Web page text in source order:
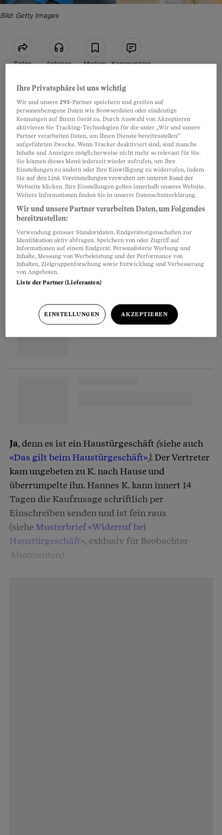
Bild: Getty Images
Teilen Anhören Merken Kommentare
Artikel teilen
Kaufzusage an der Haustüre
«Ein Heidengeld wird Sie die Sanierung der
Fassade kosten, wenn Sie noch länger warten.
Wasserschäden! Erosion!» Das sagte der
Vertreter einer Baufirma, der vor Hannes K.s
Haustür stand. Klingt plausibel, dachte Hannes
K. und unterschrieb den Vertrag über einen
fünfstelligen Betrag. Kurz darauf befielen ihn
Zweifel, und er fragte beim Baugeschäft im
Kosten auf gerade mal einen Drittel. Kommt K.
aus dem schlechten Deal raus?
Ja, denn es ist ein Haustürgeschäft (siehe auch
«Das gilt beim Haustürgeschäft»). Der Vertreter
kam ungebeten zu K. nach Hause und
überrumpelte ihn. Hannes K. kann innert 14
Tagen die Kaufzusage schriftlich per
Einschreiben senden und ist fein raus
(siehe Musterbrief «Widerruf bei
Haustürgeschäft», exklusiv für Beobachter-
Abonnenten).
Ihre Privatsphäre ist uns wichtig
Wir und unsere293-Partner speichern und greifen auf
personenbezogene Daten wie Browserdaten oder eindeutige
Kennungen auf Ihrem Gerät zu. Durch Auswahl von Akzeptieren
aktivieren Sie Tracking-Technologien für die unter „Wir und unsere
Partner verarbeiten Daten, um Ihnen Dienste bereitzustellen“
aufgeführten Zwecke. Wenn Tracker deaktiviert sind, sind manche
Inhalte und Anzeigen möglicherweise nicht mehr so relevant für Sie.
Sie können dieses Menü jederzeit wieder aufrufen, um Ihre
Einstellungen zu ändern oder Ihre Einwilligung zu widerrufen, indem
Sie auf den Link Voreinstellungen verwalten am unteren Rand der
Webseite klicken. Ihre Einstellungen gelten innerhalb unseres Website.
Weitere Informationen finden Sie in unserer Datenschutzerklärung.
Wir und unsere Partner verarbeiten Daten, um Folgendes
bereitzustellen:
Verwendung genauer Standortdaten. Endgeräteeigenschaften zur
Identifikation aktiv abfragen. Speichern von oder Zugriff auf
Informationen auf einem Endgerät. Personalisierte Werbung und
Inhalte, Messung von Werbeleistung und der Performance von
Inhalten, Zielgruppenforschung sowie Entwicklung und Verbesserung
von Angeboten.
Liste der Partner (Lieferanten)
EINSTELLUNGEN AKZEPTIEREN